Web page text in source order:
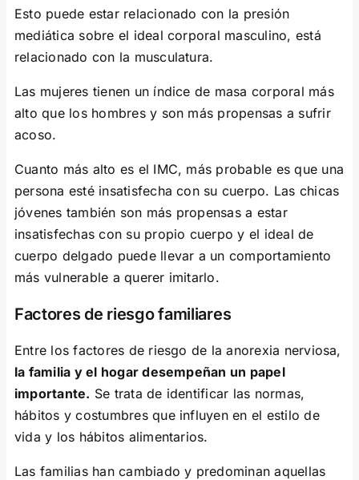
Esto puede estar relacionado con la presión
mediática sobre el ideal corporal masculino, está
relacionado con la musculatura.
Las mujeres tienen un índice de masa corporal más
alto que los hombres y son más propensas a sufrir
acoso.
Cuanto más alto es el IMC, más probable es que una
persona esté insatisfecha con su cuerpo. Las chicas
jóvenes también son más propensas a estar
insatisfechas con su propio cuerpo y el ideal de
cuerpo delgado puede llevar a un comportamiento
más vulnerable a querer imitarlo.
Factores de riesgo familiares
Entre los factores de riesgo de la anorexia nerviosa,
la familia y el hogar desempeñan un papel
importante. Se trata de identificar las normas,
hábitos y costumbres que influyen en el estilo de
vida y los hábitos alimentarios.
Las familias han cambiado y predominan aquellas